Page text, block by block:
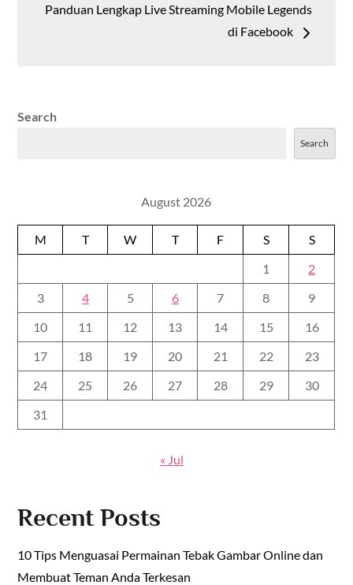
Panduan Lengkap Live Streaming Mobile Legends
di Facebook
Search
Search
August 2026
M T W T F S
S
1
2
3
4 5 6 7 8
9
10
11 12 13 14 15
16
17
18 19 20 21 22
23
24
25 26 27 28 29
30
31
« Jul
Recent Posts
10 Tips Menguasai Permainan Tebak Gambar Online dan
Membuat Teman Anda Terkesan